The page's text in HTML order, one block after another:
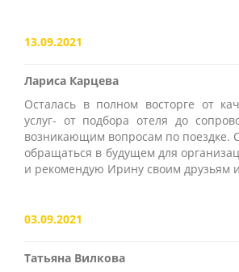
13.09.2021
Лариса Карцева
Осталась в полном восторге от
услуг- от подбора отеля до
возникающим вопросам по поездке.
обращаться в будущем для
и рекомендую Ирину своим друзьям
03.09.2021
Татьяна Вилкова